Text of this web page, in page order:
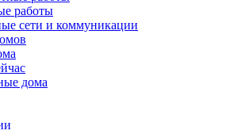
работы
сети и коммуникации
дома